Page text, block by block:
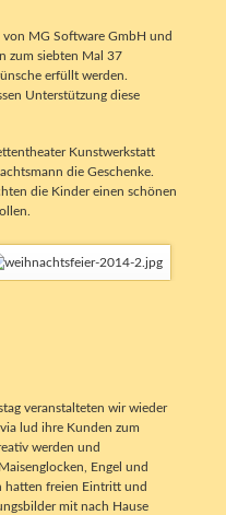
MG Software GmbH und
zum siebten Mal 37
erfüllt werden.
Unterstützung diese
Kunstwerkstatt
die Geschenke.
die Kinder einen schönen
veranstalteten wir wieder
lud ihre Kunden zum
werden und
Engel und
hatten freien Eintritt und
mit nach Hause